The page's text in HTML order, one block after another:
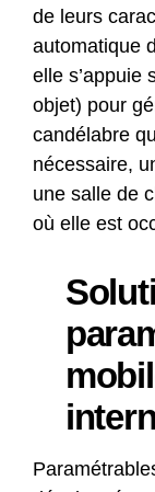
de leurs
automatique
elle s’appuie
objet) pour
candélabre
nécessaire,
une salle de
où elle est